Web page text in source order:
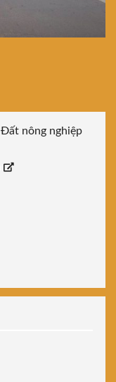
Đất nông nghiệp